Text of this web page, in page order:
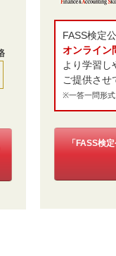
FASS検定
オンライン
より学習し
ご提供させ
※一答一問形
「FASS検